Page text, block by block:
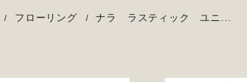
フローリング ナラ ラスティック ユニ...